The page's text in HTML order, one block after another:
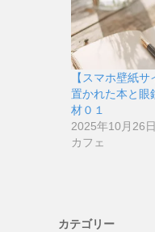
【スマホ壁紙
置かれた本と眼
材０１
2025年10月26日
カフェ
カテゴリー